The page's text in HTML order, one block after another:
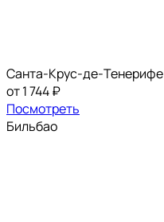
Санта-Крус-де-Тенерифе
от 1 744 ₽
Посмотреть
Бильбао